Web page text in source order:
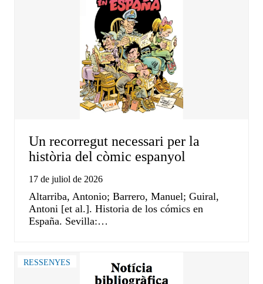
Un recorregut necessari per la
història del còmic espanyol
17 de juliol de 2026
Altarriba, Antonio; Barrero, Manuel; Guiral,
Antoni [et al.]. Historia de los cómics en
España. Sevilla:…
RESSENYES